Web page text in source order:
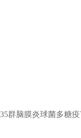
群脑膜炎球菌多糖